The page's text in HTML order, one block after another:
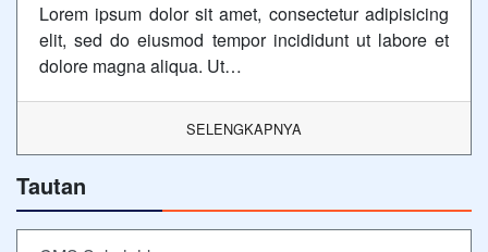
Lorem ipsum dolor sit amet, consectetur adipisicing
elit, sed do eiusmod tempor incididunt ut labore et
dolore magna aliqua. Ut…
SELENGKAPNYA
Tautan